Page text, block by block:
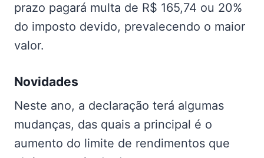
prazo pagará multa de R$ 165,74 ou 20%
do imposto devido, prevalecendo o maior
valor.
Novidades
Neste ano, a declaração terá algumas
mudanças, das quais a principal é o
aumento do limite de rendimentos que